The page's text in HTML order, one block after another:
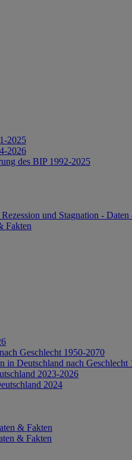
2025
2026
des BIP 1992-2025
und Stagnation -
Fakten
Geschlecht 1950-2070
in Deutschland nach Geschlecht
2023-2026
2024
& Fakten
& Fakten